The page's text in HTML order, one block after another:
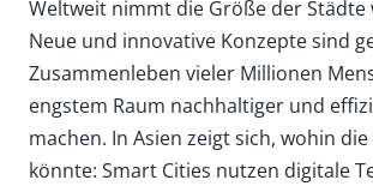
Weltweit nimmt die Größe der Städte
Neue und innovative Konzepte sind
Zusammenleben vieler Millionen
engstem Raum nachhaltiger und
machen. In Asien zeigt sich, wohin
könnte: Smart Cities nutzen digitale